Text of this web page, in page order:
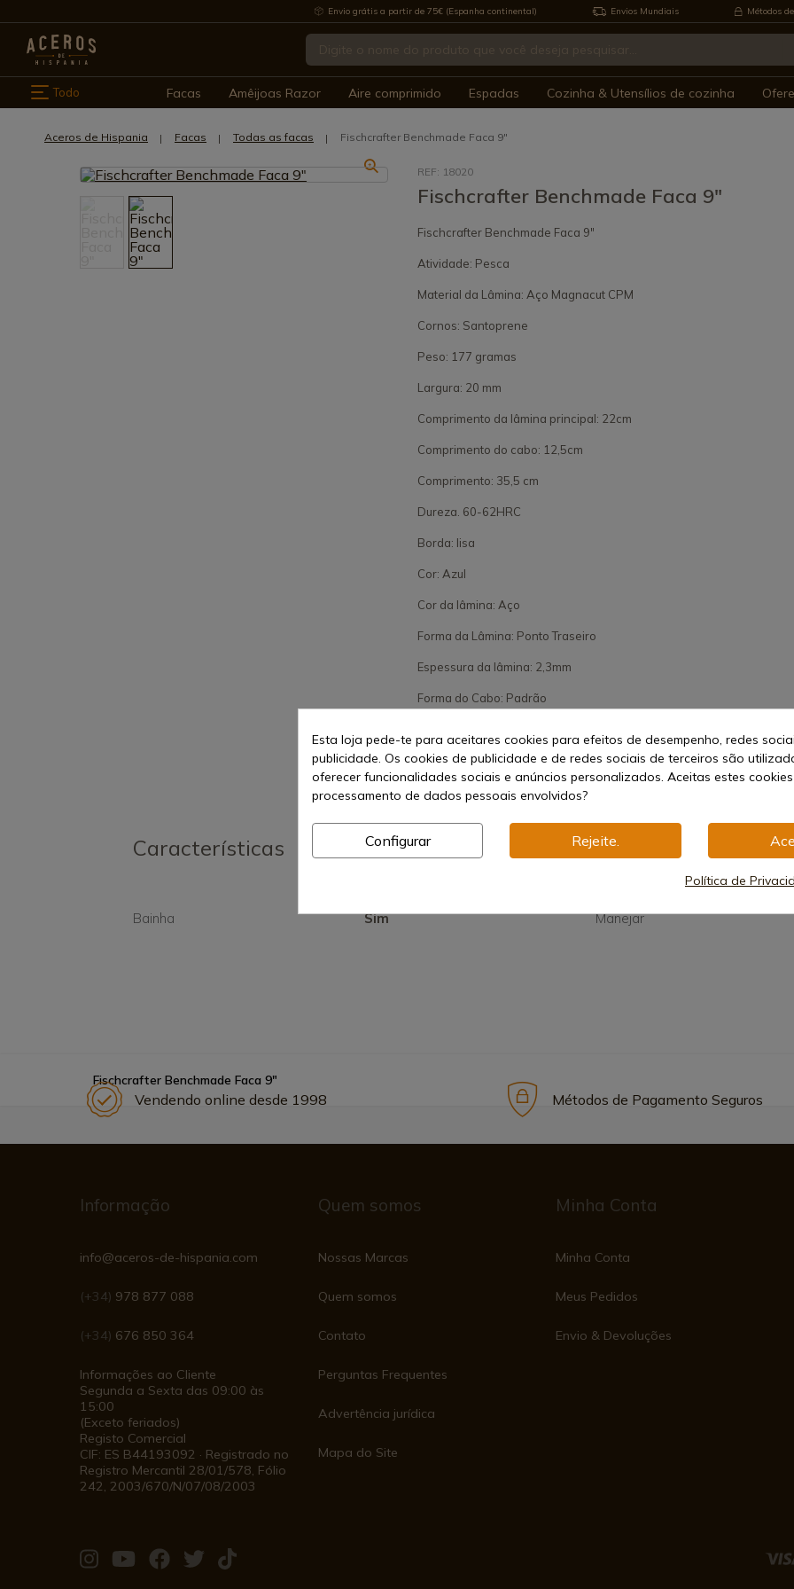
Envio grátis a partir de 75€ (Espanha continental) Envios Mundiais Métodos
Todo Facas Amêijoas Razor Aire comprimido Espadas Cozinha & Utensílios de cozinha
Aceros de Hispania Facas Todas as facas Fischcrafter Benchmade Faca 9"
REF: 18020
Fischcrafter Benchmade Faca 9"
Fischcrafter Benchmade Faca 9"
Atividade: Pesca
Material da Lâmina: Aço Magnacut CPM
Cornos: Santoprene
Peso: 177 gramas
Largura: 20 mm
Comprimento da lâmina principal: 22cm
Comprimento do cabo: 12,5cm
Comprimento: 35,5 cm
Dureza. 60-62HRC
Borda: lisa
Cor: Azul
Cor da lâmina: Aço
Forma da Lâmina: Ponto Traseiro
Espessura da lâmina: 2,3mm
Forma do Cabo: Padrão
Ver mais
Características
Bainha Sim Manejar
Fischcrafter Benchmade Faca 9"
Vendendo online desde 1998 Métodos de Pagamento Seguros
Informação
info@aceros-de-hispania.com
(+34) 978 877 088
(+34) 676 850 364
Informações ao Cliente
Segunda a Sexta das 09:00 às
15:00
(Exceto feriados)
Registo Comercial
CIF: ES B44193092 · Registrado no
Registro Mercantil 28/01/578, Fólio
242, 2003/670/N/07/08/2003
Quem somos
Nossas Marcas
Quem somos
Contato
Perguntas Frequentes
Advertência jurídica
Mapa do Site
Minha Conta
Minha Conta
Meus Pedidos
Envio & Devoluções
Esta loja pede-te para aceitares cookies para efeitos de desempenho, redes
publicidade. Os cookies de publicidade e de redes sociais de terceiros são
oferecer funcionalidades sociais e anúncios personalizados. Aceitas estes
processamento de dados pessoais envolvidos?
Configurar Rejeite.
Política de